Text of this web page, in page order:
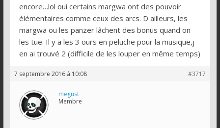
encore…lol oui certains margwa ont des pouvoir
élémentaires comme ceux des arcs. D ailleurs, les
margwa ou les panzer lâchent des bonus quand on
les tue. Il y a les 3 ours en peluche pour la musique,j
en ai trouvé 2 (difficile de les louper en même temps)
7 septembre 2016 à 10:08 #3717
megust
Membre